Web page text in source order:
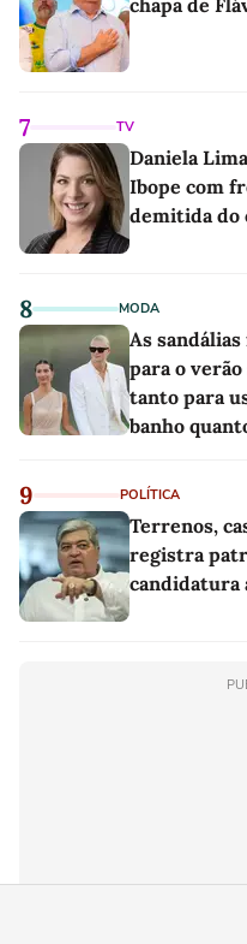
chapa de
7 TV
Daniela
Ibope com
demitida do
8 MODA
As
para o
tanto para
banho
9 POLÍTICA
Terrenos,
registra
candidatura